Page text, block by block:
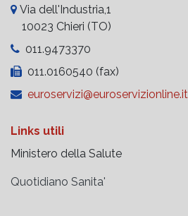
Via dell'Industria,1
10023 Chieri (TO)
011.9473370
011.0160540 (fax)
euroservizi@euroservizionline.it
Links utili
Ministero della Salute
Quotidiano Sanita'